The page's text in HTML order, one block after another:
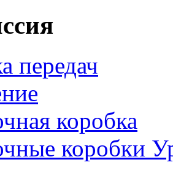
передач
коробка
коробки